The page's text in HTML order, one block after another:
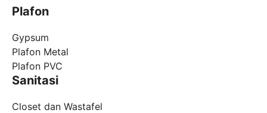
Plafon
Gypsum
Plafon Metal
Plafon PVC
Sanitasi
Closet dan Wastafel